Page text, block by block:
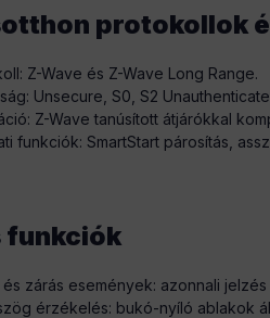
protokollok
Z-Wave és Z-Wave Long Range.
Unsecure, S0, S2
Z-Wave tanúsított átjárókkal
funkciók: SmartStart párosítás,
funkciók
és zárás események: azonnali
érzékelés: bukó-nyíló ablakok